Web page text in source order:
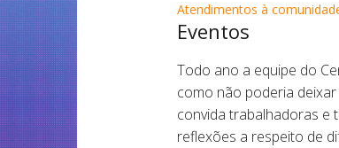
Atendimentos à
Eventos
Todo ano a equipe do
como não poderia
convida trabalhadoras e
reflexões a respeito de